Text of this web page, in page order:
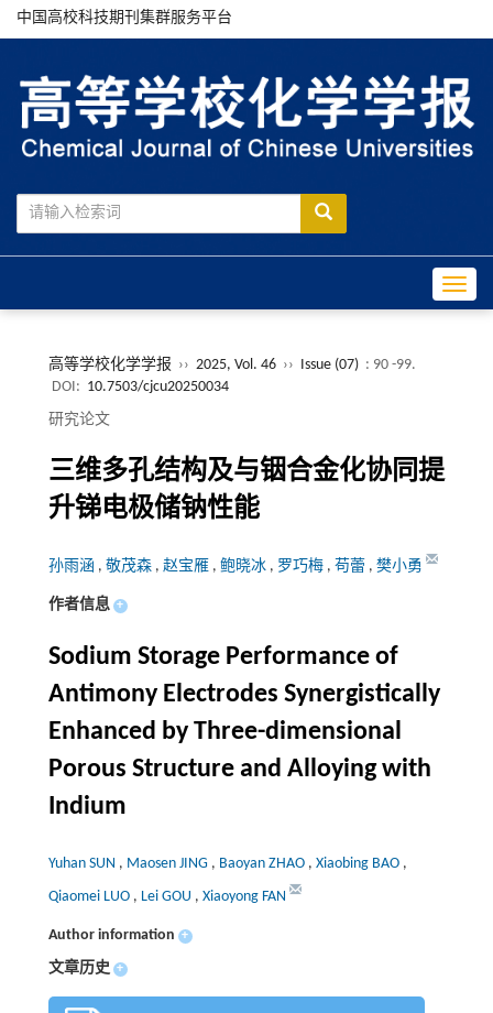
中国高校科技期刊集群服务平台
高等学校化学学报 ›› 2025, Vol. 46 ›› Issue (07) : 90 -99.
DOI: 10.7503/cjcu20250034
研究论文
三维多孔结构及与铟合金化协同提
升锑电极储钠性能
孙雨涵 , 敬茂森 , 赵宝雁 , 鲍晓冰 , 罗巧梅 , 苟蕾 , 樊小勇
作者信息 +
Sodium Storage Performance of
Antimony Electrodes Synergistically
Enhanced by Three-dimensional
Porous Structure and Alloying with
Indium
Yuhan SUN , Maosen JING , Baoyan ZHAO , Xiaobing BAO ,
Qiaomei LUO , Lei GOU , Xiaoyong FAN
Author information +
文章历史 +